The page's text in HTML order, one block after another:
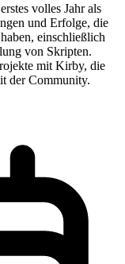
volles Jahr als
und Erfolge, die
einschließlich
von Skripten.
mit Kirby, die
der Community.